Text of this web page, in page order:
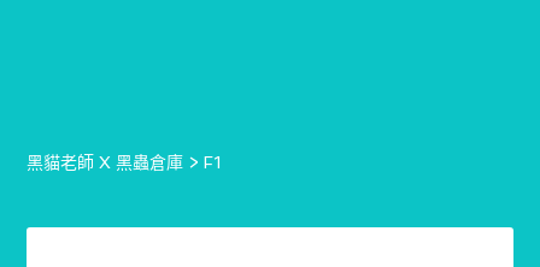
黑貓老師 X 黑蟲倉庫 >F1